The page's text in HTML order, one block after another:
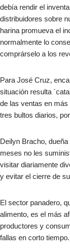
debía rendir el
distribuidores sobre
harina promueva el
normalmente lo
comprárselo a los
Para José Cruz,
situación resulta
de las ventas en
tres bultos diarios,
Deilyn Bracho,
meses no les
visitar diariamente
y evitar el cierre de
El sector panadero,
alimento, es el más
productores y
fallas en corto tiempo.